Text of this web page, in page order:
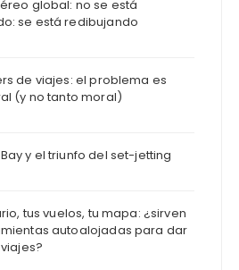
global: no se está
se está redibujando
de viajes: el problema es
(y no tanto moral)
Bay y el triunfo del set-jetting
tus vuelos, tu mapa: ¿sirven
autoalojadas para dar